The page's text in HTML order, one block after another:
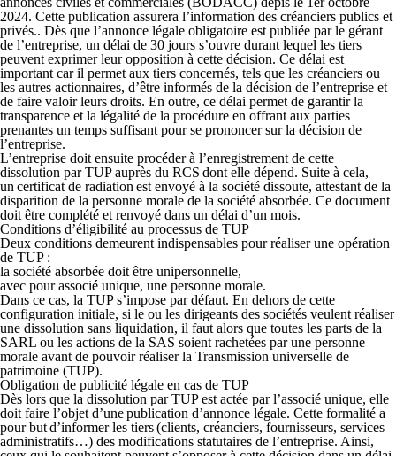
2024. Cette publication assurera l’information des créanciers publics et
privés.. Dès que l’annonce légale obligatoire est publiée par le gérant
de l’entreprise, un délai de 30 jours s’ouvre durant lequel les tiers
peuvent exprimer leur opposition à cette décision. Ce délai est
important car il permet aux tiers concernés, tels que les créanciers ou
les autres actionnaires, d’être informés de la décision de l’entreprise et
de faire valoir leurs droits. En outre, ce délai permet de garantir la
transparence et la légalité de la procédure en offrant aux parties
prenantes un temps suffisant pour se prononcer sur la décision de
l’entreprise.
L’entreprise doit ensuite procéder à l’enregistrement de cette
dissolution par TUP auprès du RCS dont elle dépend. Suite à cela,
un certificat de radiation est envoyé à la société dissoute, attestant de la
disparition de la personne morale de la société absorbée. Ce document
doit être complété et renvoyé dans un délai d’un mois.
Conditions d’éligibilité au processus de TUP
Deux conditions demeurent indispensables pour réaliser une opération
de TUP :
la société absorbée doit être unipersonnelle,
avec pour associé unique, une personne morale.
Dans ce cas, la TUP s’impose par défaut. En dehors de cette
configuration initiale, si le ou les dirigeants des sociétés veulent réaliser
une dissolution sans liquidation, il faut alors que toutes les parts de la
SARL ou les actions de la SAS soient rachetées par une personne
morale avant de pouvoir réaliser la Transmission universelle de
patrimoine (TUP).
Obligation de publicité légale en cas de TUP
Dès lors que la dissolution par TUP est actée par l’associé unique, elle
doit faire l’objet d’unepublication d’annonce légale. Cette formalité a
pour butd’informer les tiers(clients, créanciers, fournisseurs, services
administratifs…) des modifications statutaires de l’entreprise. Ainsi,